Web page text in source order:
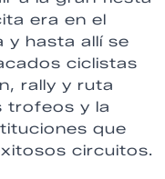
era en el
y hasta allí se
ciclistas
rally y ruta
trofeos y la
que
circuitos.